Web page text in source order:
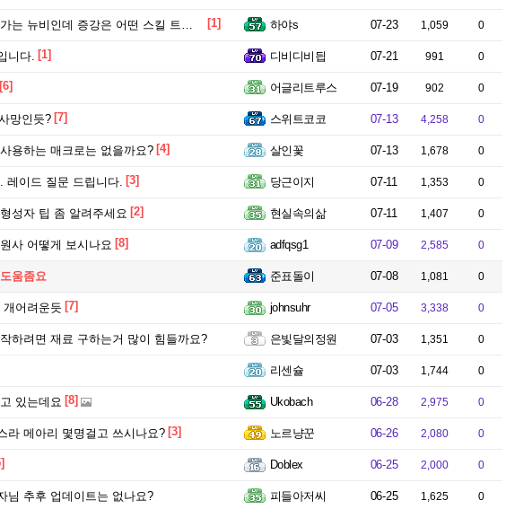
비인데 증강은 어떤 스킬 트래킹 해야할까요? [1] 하야s 07-23 1,059 0
니다. [1] 디비디비딉 07-21 991 0
[6] 어글리트루스 07-19 902 0
망인듯? [7] 스위트코코 07-13 4,258 0
용하는 매크로는 없을까요? [4] 살인꽃 07-13 1,678 0
레이드 질문 드립니다. [3] 당근이지 07-11 1,353 0
성자 팁 좀 알려주세요 [2] 현실속의삶 07-11 1,407 0
사 어떻게 보시나요 [8] adfqsg1 07-09 2,585 0
움좀요 준표돌이 07-08 1,081 0
어려운듯 [7] johnsuhr 07-05 3,338 0
하려면 재료 구하는거 많이 힘들까요? 은빛달의정원 07-03 1,351 0
리센슐 07-03 1,744 0
있는데요 [8] Ukobach 06-28 2,975 0
라 메아리 몇명걸고 쓰시나요? [3] 노르냥꾼 06-26 2,080 0
Doblex 06-25 2,000 0
님 추후 업데이트는 없나요? 피들아저씨 06-25 1,625 0